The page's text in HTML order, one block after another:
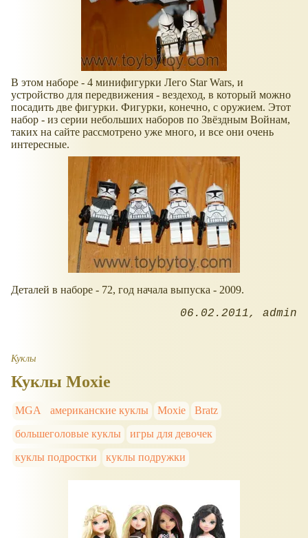
В этом наборе - 4 минифигурки Лего Star Wars, и
устройство для передвижения - вездеход, в который можно
посадить две фигурки. Фигурки, конечно, с оружием. Этот
набор - из серии небольших наборов по Звёздным Войнам,
таких на сайте рассмотрено уже много, и все они очень
интересные.
Деталей в наборе - 72, год начала выпуска - 2009.
06.02.2011 admin
Куклы
Куклы Moxie
MGA американские куклы Moxie
Bratz
большеголовые куклы
игры для девочек
куклы подростки
куклы подружки